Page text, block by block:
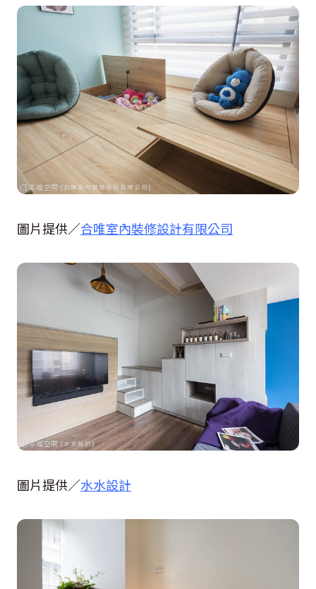
圖片提供／合唯室內裝修設計有限公司
圖片提供／水水設計